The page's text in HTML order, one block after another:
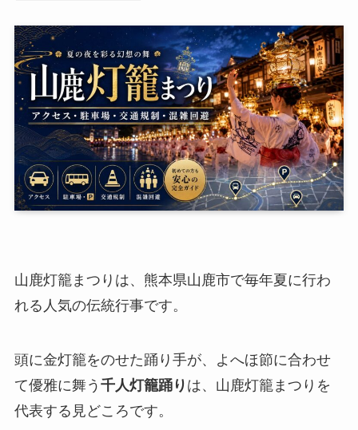
山鹿灯籠まつりは、熊本県山鹿市で毎年夏に行わ
れる人気の伝統行事です。
頭に金灯籠をのせた踊り手が、よへほ節に合わせ
て優雅に舞う 千人灯籠踊り は、山鹿灯籠まつりを
代表する見どころです。